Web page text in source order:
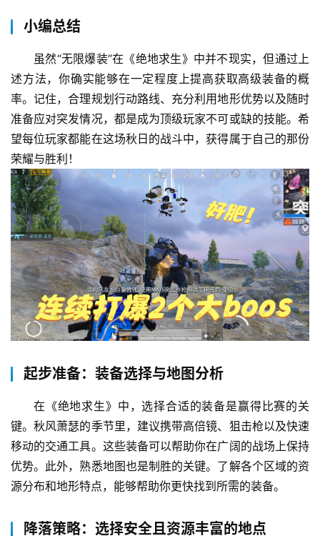
小编总结
虽然“无限爆装”在《绝地求生》中并不现实，但通过上
述方法，你确实能够在一定程度上提高获取高级装备的概
率。记住，合理规划行动路线、充分利用地形优势以及随时
准备应对突发情况，都是成为顶级玩家不可或缺的技能。希
望每位玩家都能在这场秋日的战斗中，获得属于自己的那份
荣耀与胜利！
起步准备：装备选择与地图分析
在《绝地求生》中，选择合适的装备是赢得比赛的关
键。秋风萧瑟的季节里，建议携带高倍镜、狙击枪以及快速
移动的交通工具。这些装备可以帮助你在广阔的战场上保持
优势。此外，熟悉地图也是制胜的关键。了解各个区域的资
源分布和地形特点，能够帮助你更快找到所需的装备。
降落策略：选择安全且资源丰富的地点